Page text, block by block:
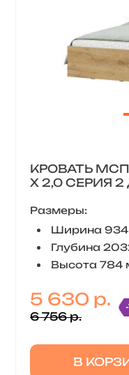
КРОВАТЬ
X 2,0 СЕРИЯ
Размеры:
Ширина
Глубина
Высота 784
5 630 р.
6 756 р.
В